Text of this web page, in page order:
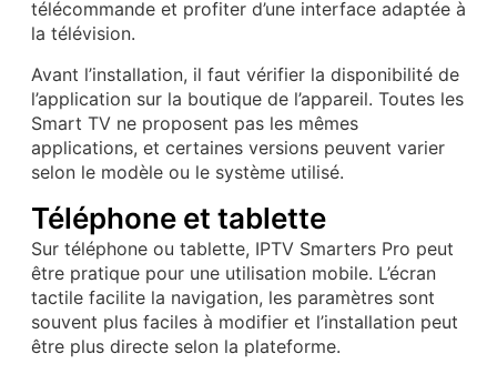
télécommande et profiter d’une interface adaptée à
la télévision.
Avant l’installation, il faut vérifier la disponibilité de
l’application sur la boutique de l’appareil. Toutes les
Smart TV ne proposent pas les mêmes
applications, et certaines versions peuvent varier
selon le modèle ou le système utilisé.
Téléphone et tablette
Sur téléphone ou tablette, IPTV Smarters Pro peut
être pratique pour une utilisation mobile. L’écran
tactile facilite la navigation, les paramètres sont
souvent plus faciles à modifier et l’installation peut
être plus directe selon la plateforme.